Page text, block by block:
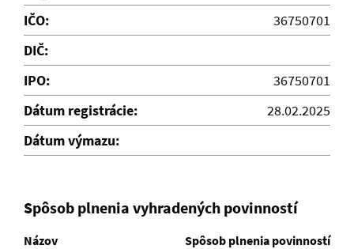
IČO:
36750701
DIČ:
IPO:
36750701
Dátum registrácie:
28.02.2025
Dátum výmazu:
Spôsob plnenia vyhradených povinností
Názov
Spôsob plnenia povinností